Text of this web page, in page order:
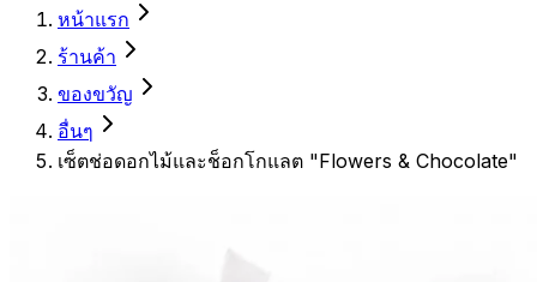
หน้าแรก
ร้านค้า
ของขวัญ
อื่นๆ
เซ็ตช่อดอกไม้และช็อกโกแลต "Flowers & Chocolate"